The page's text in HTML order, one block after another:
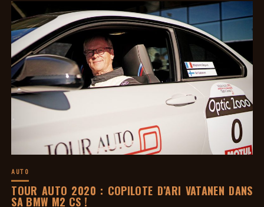
AUTO
TOUR AUTO 2020 : COPILOTE D’ARI VATANEN DANS
SA BMW M2 CS !